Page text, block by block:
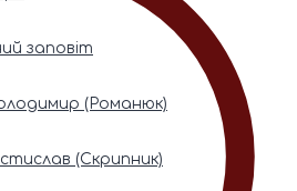
заповіт
(Романюк)
(Скрипник)